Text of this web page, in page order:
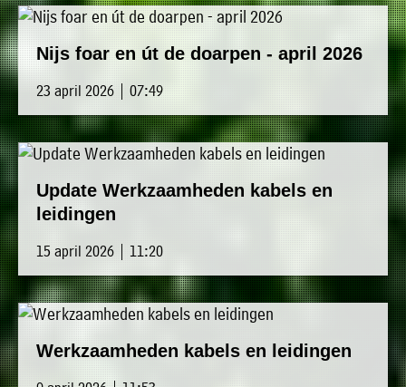
Nijs foar en út de doarpen - april 2026
23 april 2026 | 07:49
Update Werkzaamheden kabels en
leidingen
15 april 2026 | 11:20
Werkzaamheden kabels en leidingen